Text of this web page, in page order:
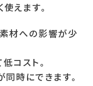
えます。
材への影響が少
コスト。
時にできます。